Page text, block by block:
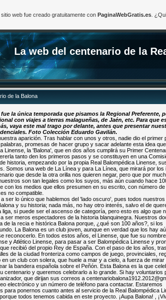
La web del centenario de la
de la Balona
la única temporada que pisamos la Regional Preferente,
con viajes a tierras malagueñas, de Jaén, etc. Para que
vaya este mal trago por delante, antes que presentar
Foto Colección Eduardo Gavilán.
aparición. Tras hablar con unos y otros, nadie dio el primer
promesas de hacer grupo y sacar adelante esta idea
Linense, la 'Balona', que en dos años cumplirá su Primer
tanto den los primeros pasos y se constituyen en una
historia, empezando por la propia Real Balompédica Linense,
Somos una web de La Línea y para La Línea, que mirará por los
que desde la otra orilla nos quieren negar, pero que por
son tan legales como los suyos, más aún cuando hace
con los medios que ellos presumen en su escrito, con número
no compatible.
ser lo único que hablemos del 'lado oscuro', pues todos nuestros
y su historia; nada más, no hay otro interés, salvo el de
liga, si puede ser el ascenso de categoría, pero esto es algo que
ser meros espectadores de la historia blanquinegra. Nuestros
de la recia e histórica Balona porque, ¿qué son 100 años?, si los
La Balona es un club joven, aunque en verdad que los hay
reconocerlo. En todos estos años, el Linense, que fue su nombre
y Atlético Linense, para pasar a ser Balompédica Linense y
recibió del propio Rey de España. Con el paso de los años,
de la ciudad fronteriza como campos de juego, provinciales,
un club con solera, que huele a mar y a cielo, a fuerza de mirar
la bandera española sobre el Peñón. Esta Balona es la que
centenario y queremos celebrarlo a lo grande. Si hay voluntarios
que dirijan sus correos a
electrónico y un número de teléfono para contactar. Estaremos
para ponernos cuanto antes al servicio de la Real Balompédica
todos tenemos cabida en este proyecto. ¡Aupa Balona! ,
sitio web fue creado gratuitamente con PaginaWebGratis.es.